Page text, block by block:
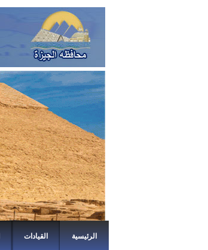
الرئيسية القيادات